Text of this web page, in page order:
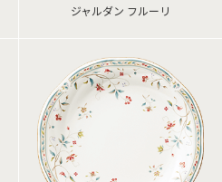
ジャルダン フルーリ